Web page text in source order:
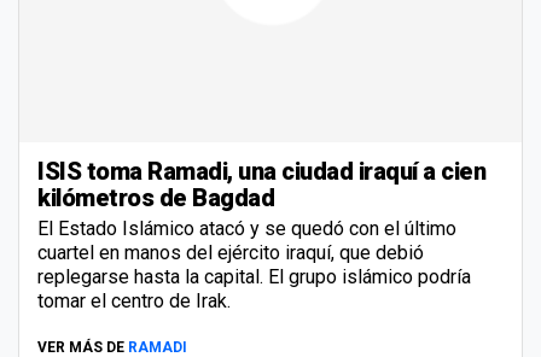
ISIS toma Ramadi, una ciudad iraquí a cien
kilómetros de Bagdad
El Estado Islámico atacó y se quedó con el último
cuartel en manos del ejército iraquí, que debió
replegarse hasta la capital. El grupo islámico podría
tomar el centro de Irak.
VER MÁS DE RAMADI